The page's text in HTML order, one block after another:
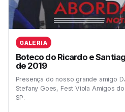
GALERIA
Boteco do Ricardo e
de 2019
Presença do nosso grande amigo
Stefany Goes, Fest Viola Amigos
SP.